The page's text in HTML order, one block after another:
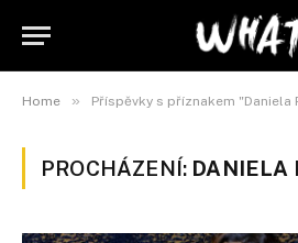
Home » Příspěvky s příznakem "Daniela
PROCHÁZENÍ: DANIELA